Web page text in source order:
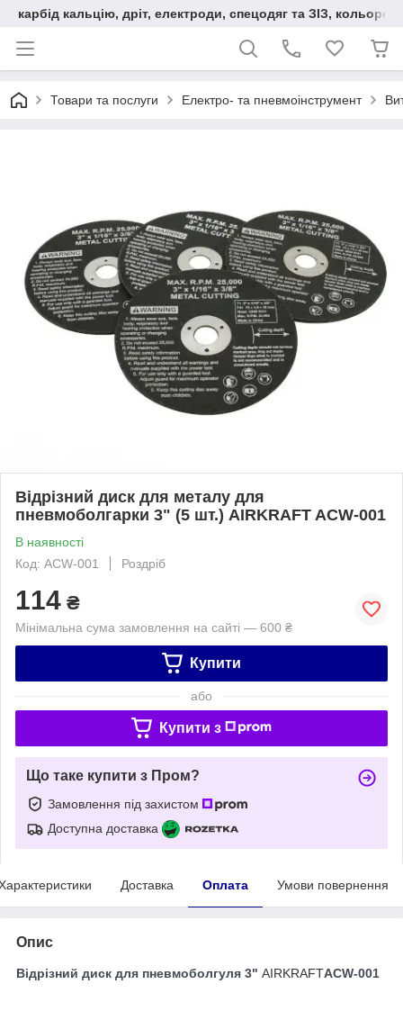
карбід кальцію, дріт, електроди, спецодяг та ЗІЗ,
Товари та послуги Електро- та пневмоінструмент
Відрізний диск для металу для
пневмоболгарки 3" (5 шт.) AIRKRAFT ACW-001
В наявності
Код: ACW-001
Роздріб
114 ₴
Мінімальна сума замовлення на сайті — 600 ₴
Купити
або
Купити з
Що таке купити з Пром?
Замовлення під захистом
Доступна доставка
Доставка Оплата Умови повернення
Опис
Відрізний диск для пневмоболгуля 3" AIRKRAFTACW-001